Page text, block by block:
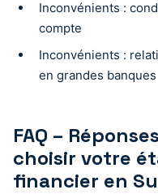
Inconvénients :
compte
Inconvénients :
en grandes banques
FAQ –
choisir votre
financier en